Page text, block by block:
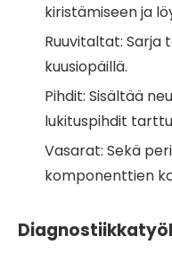
kiristämiseen ja
Ruuvitaltat: Sarja
kuusiopäillä.
Pihdit: Sisältää
lukituspihdit
Vasarat: Sekä
komponenttien